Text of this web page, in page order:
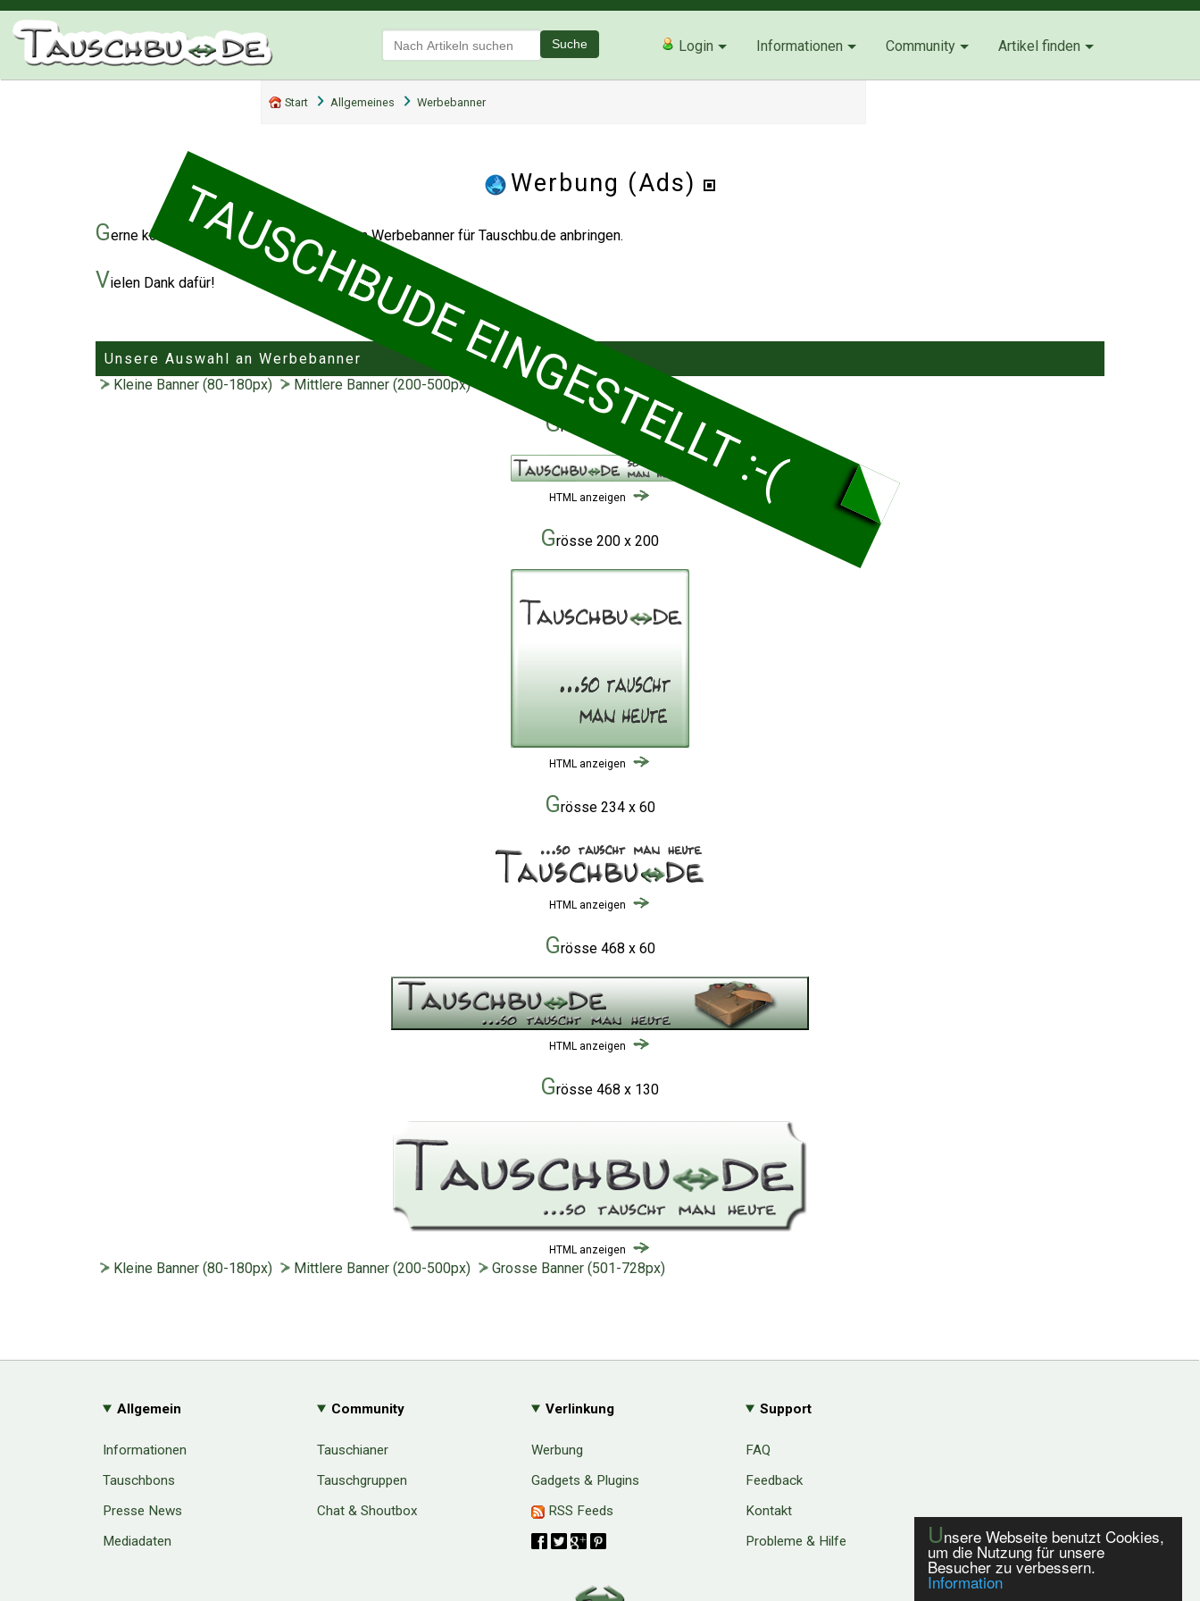
Unsere Webseite benutzt Cookies,
um die Nutzung für unsere
Besucher zu verbessern.
Information
Suche Login Informationen Community Artikel finden
TAUSCHBUDE EINGESTELLT :-(
Start Allgemeines Werbebanner
Werbung (Ads)
Gerne können Sie auf Ihrer Webseite einen Werbebanner für Tauschbu.de anbringen.
Vielen Dank dafür!
Unsere Auswahl an Werbebanner
Kleine Banner (80-180px)
Mittlere Banner (200-500px) Grosse Banner (501-728px)
Grösse 200 x 30
HTML anzeigen
Grösse 200 x 200
HTML anzeigen
Grösse 234 x 60
HTML anzeigen
Grösse 468 x 60
HTML anzeigen
Grösse 468 x 130
HTML anzeigen
Kleine Banner (80-180px) Mittlere Banner (200-500px) Grosse Banner (501-728px)
Allgemein
Informationen
Tauschbons
Presse News
Mediadaten
Community
Tauschianer
Tauschgruppen
Chat & Shoutbox
Verlinkung
Werbung
Gadgets & Plugins
RSS Feeds
Support
FAQ
Feedback
Kontakt
Probleme & Hilfe